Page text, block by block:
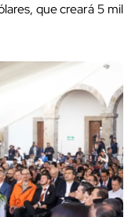
que creará 5 mil